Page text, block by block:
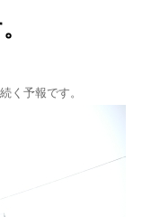
く予報です。